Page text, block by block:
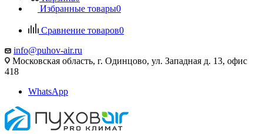
Избранные товары0
Сравнение товаров0
info@puhov-air.ru
Московская область, г. Одинцово, ул. Западная д. 13, офис
418
WhatsApp